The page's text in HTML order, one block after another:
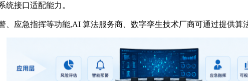
统接口适配能力。
、应急指挥等功能,AI 算法服务商、数字孪生技术厂商可通过提供算